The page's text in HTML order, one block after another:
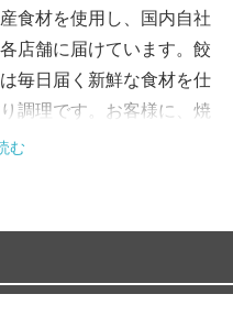
食材を使用し、国内自社
店舗に届けています。餃
毎日届く新鮮な食材を仕
調理です。お客様に、焼
美味しく召し上がってい
・それが餃子の王将の変
む